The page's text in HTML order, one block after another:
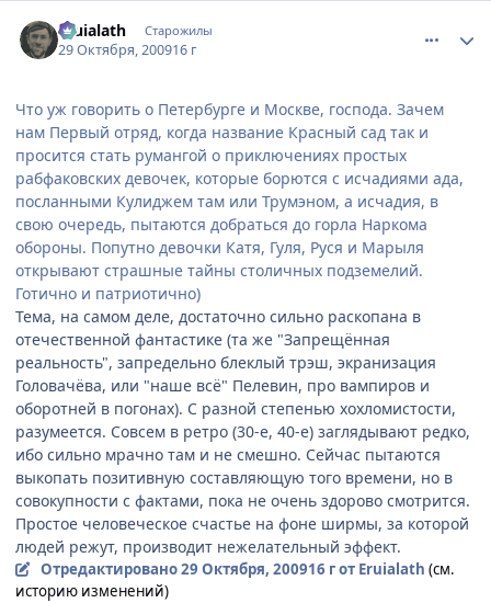
Eruialath Старожилы
29 Октября, 200916 г
Что уж говорить о Петербурге и Москве, господа. Зачем
нам Первый отряд, когда название Красный сад так и
просится стать румангой о приключениях простых
рабфаковских девочек, которые борются с исчадиями ада,
посланными Кулиджем там или Трумэном, а исчадия, в
свою очередь, пытаются добраться до горла Наркома
обороны. Попутно девочки Катя, Гуля, Руся и Марыля
открывают страшные тайны столичных подземелий.
Готично и патриотично)
Тема, на самом деле, достаточно сильно раскопана в
отечественной фантастике (та же "Запрещённая
реальность", запредельно блеклый трэш, экранизация
Головачёва, или "наше всё" Пелевин, про вампиров и
оборотней в погонах). С разной степенью хохломистости,
разумеется. Совсем в ретро (30-е, 40-е) заглядывают редко,
ибо сильно мрачно там и не смешно. Сейчас пытаются
выкопать позитивную составляющую того времени, но в
совокупности с фактами, пока не очень здорово смотрится.
Простое человеческое счастье на фоне ширмы, за которой
людей режут, производит нежелательный эффект.
Отредактировано29 Октября, 200916 гот Eruialath (см.
историю изменений)